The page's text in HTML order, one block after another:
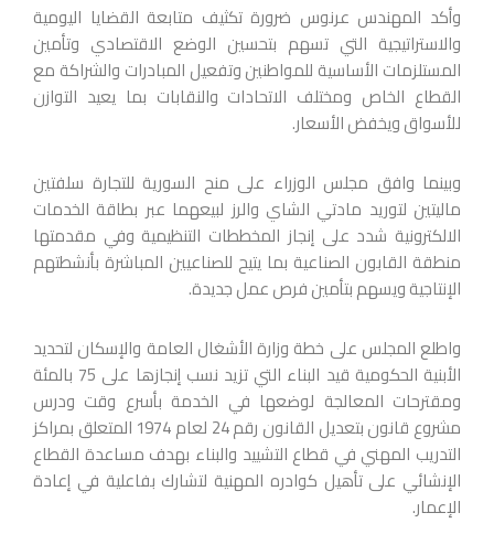
وأكد المهندس عرنوس ضرورة تكثيف متابعة القضايا اليومية
والاستراتيجية التي تسهم بتحسين الوضع الاقتصادي وتأمين
المستلزمات الأساسية للمواطنين وتفعيل المبادرات والشراكة مع
القطاع الخاص ومختلف الاتحادات والنقابات بما يعيد التوازن
للأسواق ويخفض الأسعار.
وبينما وافق مجلس الوزراء على منح السورية للتجارة سلفتين
ماليتين لتوريد مادتي الشاي والرز لبيعهما عبر بطاقة الخدمات
الالكترونية شدد على إنجاز المخططات التنظيمية وفي مقدمتها
منطقة القابون الصناعية بما يتيح للصناعيين المباشرة بأنشطتهم
الإنتاجية ويسهم بتأمين فرص عمل جديدة.
واطلع المجلس على خطة وزارة الأشغال العامة والإسكان لتحديد
الأبنية الحكومية قيد البناء التي تزيد نسب إنجازها على 75 بالمئة
ومقترحات المعالجة لوضعها في الخدمة بأسرع وقت ودرس
مشروع قانون بتعديل القانون رقم 24 لعام 1974 المتعلق بمراكز
التدريب المهني في قطاع التشييد والبناء بهدف مساعدة القطاع
الإنشائي على تأهيل كوادره المهنية لتشارك بفاعلية في إعادة
الإعمار.